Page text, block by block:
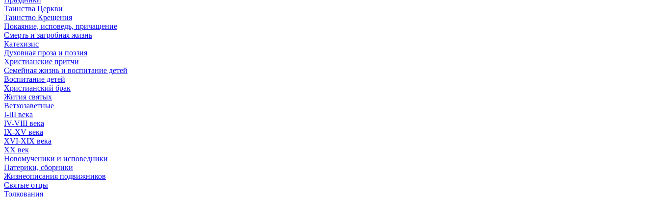
Таинства Церкви
Таинство Крещения
Покаяние, исповедь, причащение
Смерть и загробная жизнь
Катехизис
Духовная проза и поэзия
Христианские притчи
Семейная жизнь и воспитание детей
Воспитание детей
Христианский брак
Жития святых
Ветхозаветные
I-III века
IV-VIII века
IX-XV века
XVI-XIX века
XX век
Новомученики и исповедники
Патерики, сборники
Жизнеописания подвижников
Святые отцы
Толкования